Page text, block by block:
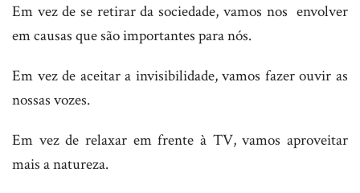
Em vez de se retirar da sociedade, vamos nos envolver
em causas que são importantes para nós.
Em vez de aceitar a invisibilidade, vamos fazer ouvir as
nossas vozes.
Em vez de relaxar em frente à TV, vamos aproveitar
mais a natureza.